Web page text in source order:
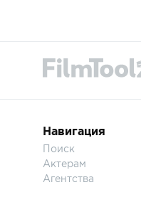
Навигация
Поиск
Актерам
Агентства